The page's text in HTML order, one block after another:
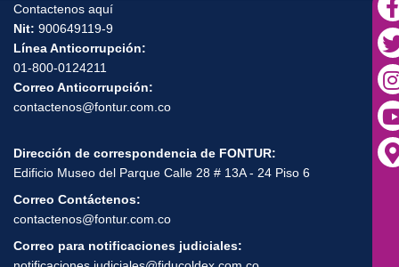
Contactenos aquí
Nit: 900649119-9
Línea Anticorrupción:
01-800-0124211
Correo Anticorrupción:
contactenos@fontur.com.co
Dirección de correspondencia de FONTUR:
Edificio Museo del Parque Calle 28 # 13A - 24 Piso 6
Correo Contáctenos:
contactenos@fontur.com.co
Correo para notificaciones judiciales: